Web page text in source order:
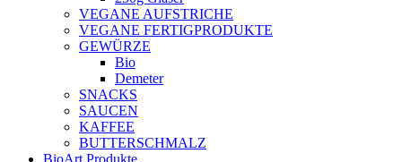
VEGANE AUFSTRICHE
VEGANE FERTIGPRODUKTE
GEWÜRZE
Bio
Demeter
SNACKS
SAUCEN
KAFFEE
BUTTERSCHMALZ
BioArt Produkte